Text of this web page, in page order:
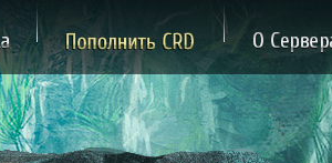
Пожертвование О Сервере